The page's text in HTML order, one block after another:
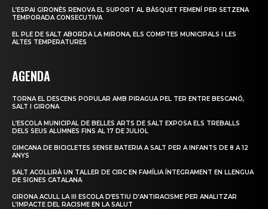
L’ESPAI GIRONÈS RENOVA EL SUPORT AL BÀSQUET FEMENÍ PER SETZENA
TEMPORADA CONSECUTIVA
EL PLE DE SALT ABORDA LA MIRONA, ELS COMPTES MUNICIPALS I LES
ALTES TEMPERATURES
AGENDA
TORNA EL DESCENS POPULAR AMB PIRAGUA PEL TER ENTRE BESCANÓ,
SALT I GIRONA
L’ESCOLA MUNICIPAL DE BELLES ARTS DE SALT EXPOSA ELS TREBALLS
DELS SEUS ALUMNES FINS AL 17 DE JULIOL
GIMCANA DE BICICLETES SENSE BATERIA A SALT PER A INFANTS DE 8 A 12
ANYS
SALT ACOLLIRÀ UN TALLER DE CIRC EN FAMÍLIA ÍNTEGRAMENT EN LLENGUA
DE SIGNES CATALANA
GIRONA ACULL LA III ESCOLA D’ESTIU D’ANTIRACISME PER ANALITZAR
L’IMPACTE DEL RACISME EN LA SALUT